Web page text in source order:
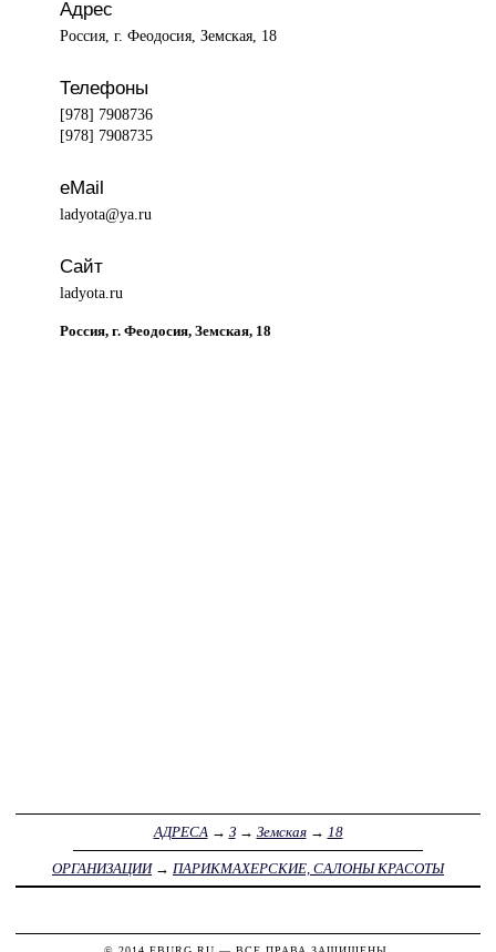
Адрес
Россия, г. Феодосия, Земская, 18
Телефоны
[978] 7908736
[978] 7908735
eMail
ladyota@ya.ru
Сайт
ladyota.ru
Россия, г. Феодосия, Земская, 18
АДРЕСА→ З→ Земская→ 18
ОРГАНИЗАЦИИ→ ПАРИКМАХЕРСКИЕ, САЛОНЫ КРАСОТЫ